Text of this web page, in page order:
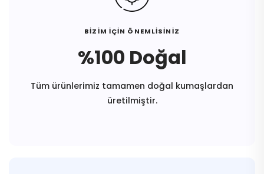
BİZİM İÇİN ÖNEMLİSİNİZ
%100 Doğal
Tüm ürünlerimiz tamamen doğal kumaşlardan
üretilmiştir.